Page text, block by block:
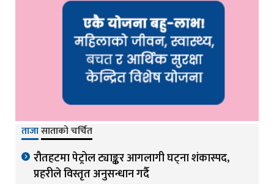
ताजासाताको चर्चित
रौतहटमा पेट्रोल ट्याङ्कर आगलागी घट्ना शंकास्पद,
प्रहरीले विस्तृत अनुसन्धान गर्दै